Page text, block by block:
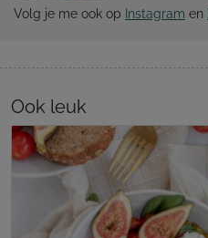
Volg je me ook op Instagram en
Ook leuk